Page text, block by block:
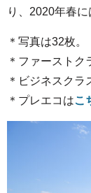
り、2020年春に
＊写真は32枚。
＊ファーストク
＊ビジネスクラ
＊プレエコはこ